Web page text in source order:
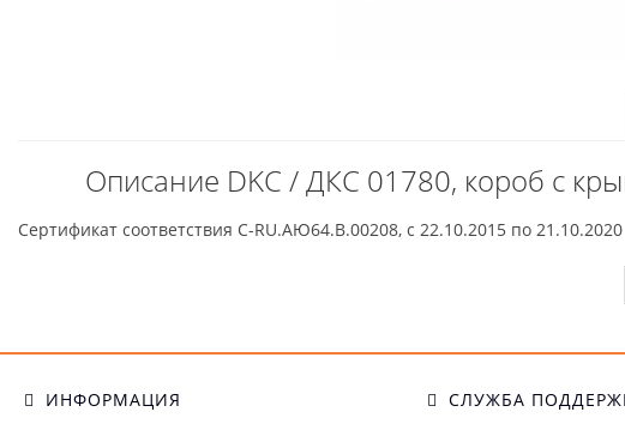
Описание DKC / ДКС 01780, короб с
Сертификат соответствия С-RU.АЮ64.В.00208, с 22.10.2015 по 21.10.2020
ИНФОРМАЦИЯ СЛУЖБА